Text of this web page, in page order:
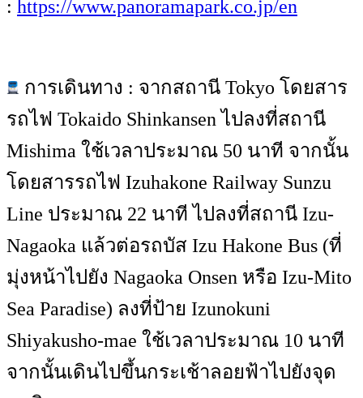
: https://www.panoramapark.co.jp/en
การเดินทาง : จากสถานี Tokyo โดยสาร
รถไฟ Tokaido Shinkansen ไปลงที่สถานี
Mishima ใช้เวลาประมาณ 50 นาที จากนั้น
โดยสารรถไฟ Izuhakone Railway Sunzu
Line ประมาณ 22 นาที ไปลงที่สถานี Izu-
Nagaoka แล้วต่อรถบัส Izu Hakone Bus (ที่
มุ่งหน้าไปยัง Nagaoka Onsen หรือ Izu-Mito
Sea Paradise) ลงที่ป้าย Izunokuni
Shiyakusho-mae ใช้เวลาประมาณ 10 นาที
จากนั้นเดินไปขึ้นกระเช้าลอยฟ้าไปยังจุด